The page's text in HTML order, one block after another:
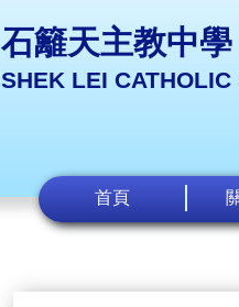
石籬天主教中學
SHEK LEI
首頁